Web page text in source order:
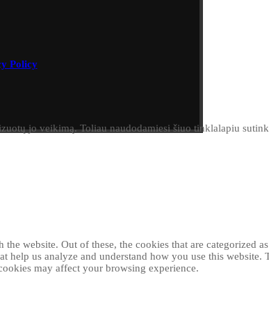
Policy
jo veikimą. Toliau naudodamiesi šiuo tinklalapiu
website. Out of these, the cookies that are categorized
us analyze and understand how you use this
may affect your browsing experience.